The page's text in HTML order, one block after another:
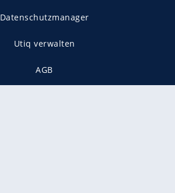
Datenschutzmanager
Utiq verwalten
AGB